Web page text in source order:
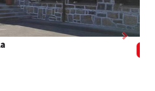
Next